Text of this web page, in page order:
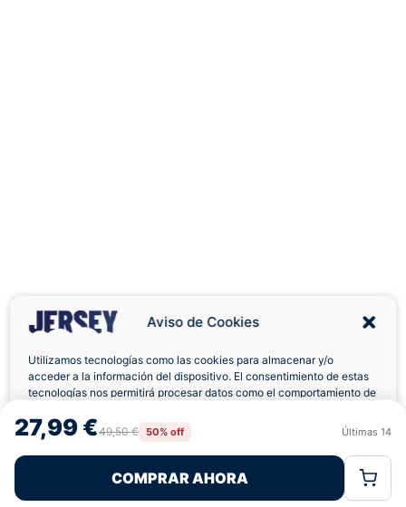
Aviso de Cookies
Utilizamos tecnologías como las cookies para almacenar y/o
acceder a la información del dispositivo. El consentimiento de estas
tecnologías nos permitirá procesar datos como el comportamiento de
retirar el consentimiento, puede afectar negativamente a ciertas
características y funciones.
Rechazar
Política de CookiesPolítica de Privacidad
27,99 €49,50 € 50% off Últimas 14
COMPRAR AHORA
Envíos a Domicilio Devolución 7 Días
Ofertas Sin Límites